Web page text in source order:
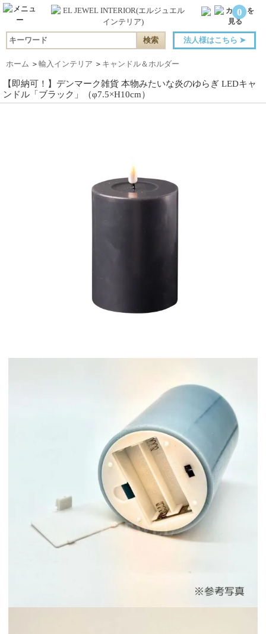
0
法人様はこちら ➤
ホーム ＞ 輸入インテリア ＞ キャンドル＆ホルダー
【即納可！】デンマーク雑貨 本物みたいな炎のゆらぎ LEDキャ
ンドル「ブラック」（φ7.5×H10cm）